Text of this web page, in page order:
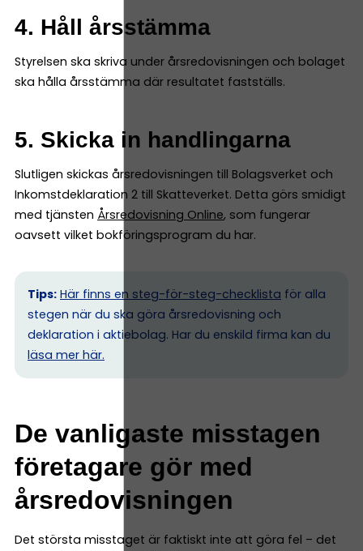
4. Håll årsstämma
Styrelsen ska skriva under årsredovisningen och bolaget
ska hålla årsstämma där resultatet fastställs.
5. Skicka in handlingarna
Slutligen skickas årsredovisningen till Bolagsverket och
Inkomstdeklaration 2 till Skatteverket. Detta görs smidigt
med tjänsten Årsredovisning Online, som fungerar
oavsett vilket bokföringsprogram du har.
Tips: Här finns en steg-för-steg-checklista för alla
stegen när du ska göra årsredovisning och
deklaration i aktiebolag. Har du enskild firma kan du
läsa mer här.
De vanligaste misstagen
företagare gör med
årsredovisningen
Det största misstaget är faktiskt inte att göra fel – det